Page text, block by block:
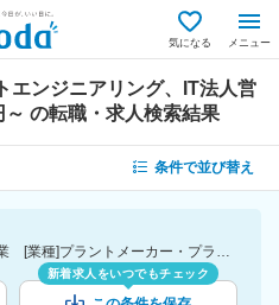
気になる メニュー
エンジニアリング、IT法人営
～ の転職・求人検索結果
条件で並び替え
[職種]IT法人営業（代理店）-IT営業 [業種]プラントメーカー・プラントエンジニアリング-建設・プラント・不動産業界 [年収]400万円～
新着求人をいつでもチェック